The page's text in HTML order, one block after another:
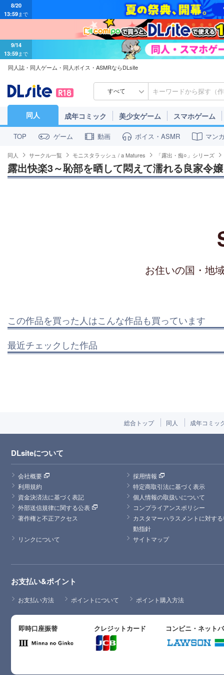
13:59まで
9/14
13:59まで
同人誌・同人ゲーム・同人ボイス・ASMRならDLsite
すべて
同人 成年コミック 美少女ゲーム スマホゲーム
TOP ゲーム 動画 ボイス・ASMR マン
同人 サークル一覧 モニスタラッシュ / a Matures 「露出・痴○」シリーズ
露出快楽3～恥部を晒して悶えて濡れる良家令
お住いの国・地
この作品を買った人はこんな作品も買っています
最近チェックした作品
総合トップ 同人 成年コミッ
DLsiteについて
会社概要
採用情報
利用規約
特定商取引法に基づく表示
資金決済法に基づく表記
個人情報の取扱いについて
外部送信規律に関する公表
コンプライアンスポリシー
著作権と不正アクセス
カスタマーハラスメントに対す
動指針
リンクについて
サイトマップ
お支払い&ポイント
お支払い方法 ポイントについて ポイント購入方法
即時口座振替 クレジットカード コンビニ・ネット